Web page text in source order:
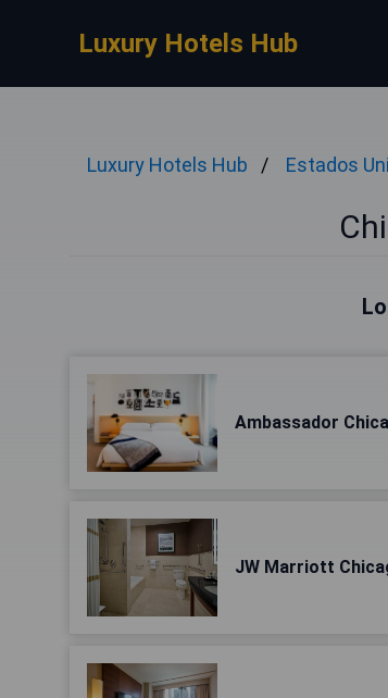
Luxury Hotels Hub
Luxury Hotels Hub Estados
Ambassador
JW Marriott